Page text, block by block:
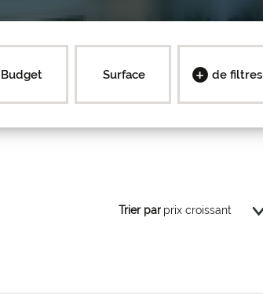
Budget Surface de filtres
Trier par